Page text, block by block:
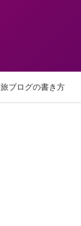
旅ブログの書き方